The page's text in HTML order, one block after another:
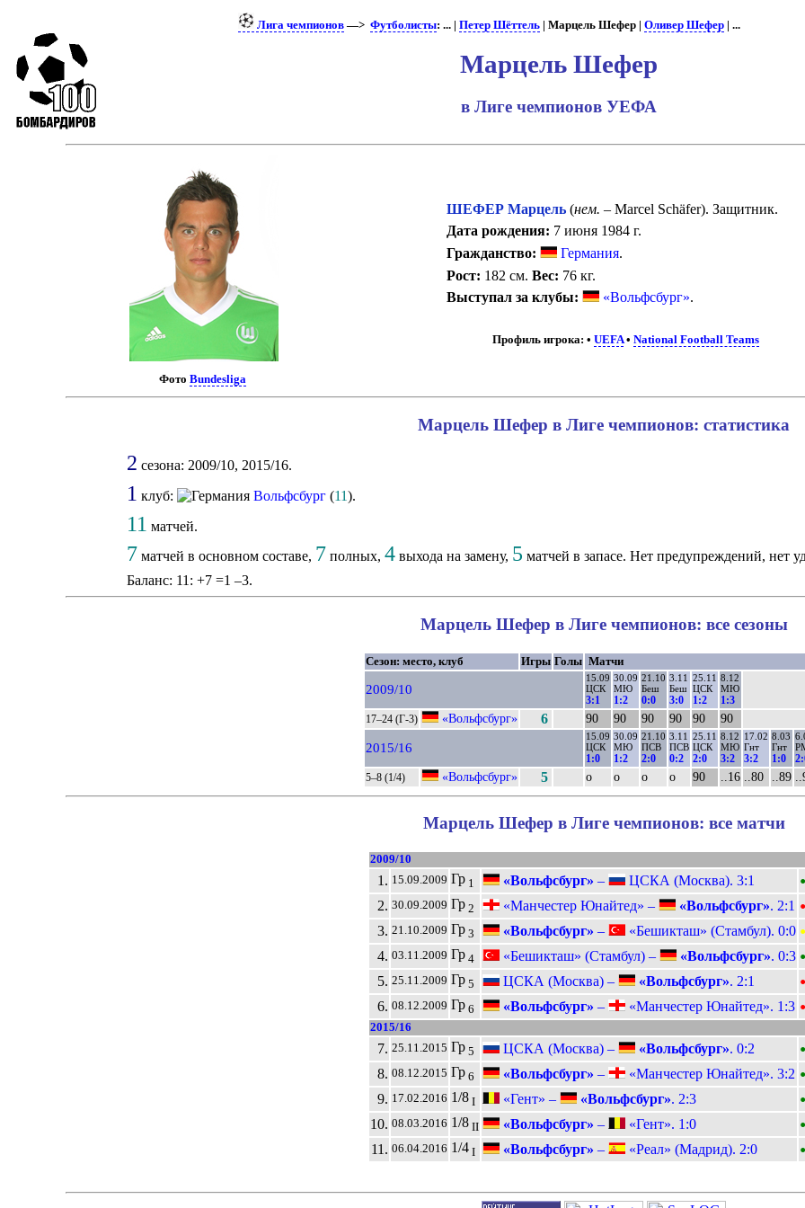
Лига чемпионов —>Футболисты: ... |Петер Шёттель | Марцель Шефер |Оливер Шефер | ...
Марцель Шефер
в Лиге чемпионов УЕФА
Фото Bundesliga
ШЕФЕР Марцель(нем. – Marcel Schäfer). Защитник.
Дата рождения: 7 июня 1984 г.
Гражданство:
Германия.
Рост: 182 см. Вес: 76 кг.
Выступал за клубы:
«Вольфсбург».
Профиль игрока: • UEFA• National Football Teams
Марцель Шефер в Лиге чемпионов: статистика
2 сезона: 2009/10, 2015/16.
1 клуб: Вольфсбург(11).
11 матчей.
7 матчей в основном составе, 7 полных, 4выхода на замену, 5 матчей в запасе. Нет предупреждений, нет
Баланс: 11: +7 =1 –3.
Марцель Шефер в Лиге чемпионов: все сезоны
Сезон: место, клуб Игры Голы Матчи
2009/10
15.09
ЦСК
3:1
30.09
МЮ
1:2
21.10
Беш
0:0
3.11
Беш
3:0
25.11
ЦСК
1:2
8.12
МЮ
1:3
17–24 (Г-3) «Вольфсбург» 6 90 90 90 90 90 90
2015/16
15.09
ЦСК
1:0
30.09
МЮ
1:2
21.10
ПСВ
2:0
3.11
ПСВ
0:2
25.11
ЦСК
2:0
8.12
МЮ
3:2
17.02
Гнт
3:2
8.03
Гнт
1:0
5–8 (1/4) «Вольфсбург» 5 о о о о 90 ..16 ..80 ..89
Марцель Шефер в Лиге чемпионов: все матчи
2009/10
1. 15.09.2009 Гр1 «Вольфсбург» – ЦСКА (Москва). 3:1 •
2. 30.09.2009 Гр2 «Манчестер Юнайтед» – «Вольфсбург». 2:1 •
3. 21.10.2009 Гр3 «Вольфсбург» – «Бешикташ» (Стамбул). 0:0 •
4. 03.11.2009 Гр4 «Бешикташ» (Стамбул) – «Вольфсбург». 0:3 •
5. 25.11.2009 Гр5 ЦСКА (Москва) – «Вольфсбург». 2:1 •
6. 08.12.2009 Гр6 «Вольфсбург» – «Манчестер Юнайтед». 1:3 •
2015/16
7. 25.11.2015 Гр5 ЦСКА (Москва) – «Вольфсбург». 0:2 •
8. 08.12.2015 Гр6 «Вольфсбург» – «Манчестер Юнайтед». 3:2 •
9. 17.02.2016 1/8I «Гент» – «Вольфсбург». 2:3 •
10. 08.03.2016 1/8II «Вольфсбург» – «Гент». 1:0 •
11. 06.04.2016 1/4I «Вольфсбург» – «Реал» (Мадрид). 2:0 •